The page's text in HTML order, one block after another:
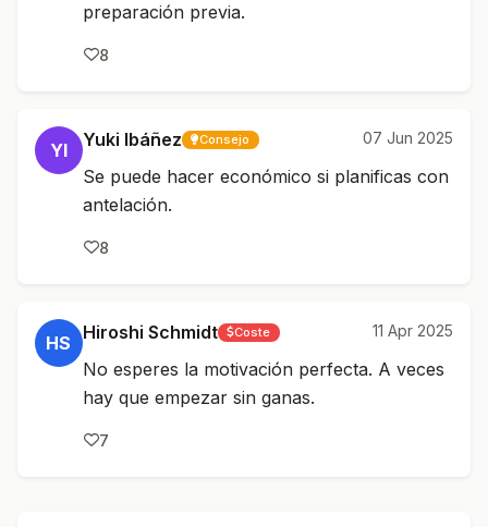
preparación previa.
8
YI Yuki Ibáñez Consejo 07 Jun 2025
Se puede hacer económico si planificas con
antelación.
8
HS Hiroshi Schmidt Coste 11 Apr 2025
No esperes la motivación perfecta. A veces
hay que empezar sin ganas.
7